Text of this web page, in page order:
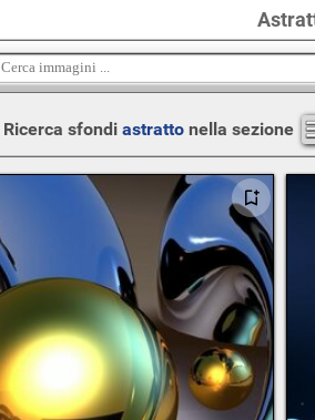
Ricerca sfondi astrattonella sezione